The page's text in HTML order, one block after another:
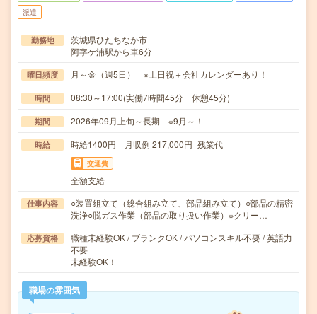
派遣
勤務地
茨城県ひたちなか市
阿字ケ浦駅から車6分
曜日頻度 月～金（週5日） ※土日祝＋会社カレンダーあり！
時間 08:30～17:00(実働7時間45分 休憩45分)
期間 2026年09月上旬～長期 ※9月～！
時給 時給1400円 月収例 217,000円+残業代
交通費
全額支給
仕事内容
○装置組立て（総合組み立て、部品組み立て）○部品の精密
洗浄○脱ガス作業（部品の取り扱い作業）※クリー…
応募資格
職種未経験OK / ブランクOK / パソコンスキル不要 / 英語力
不要
未経験OK！
職場の雰囲気